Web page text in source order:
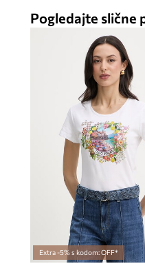
Pogledajte slične
Extra -5% s kodom: OFF*